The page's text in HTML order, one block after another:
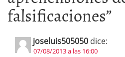
falsificaciones”
joseluis505050 dice:
07/08/2013 a las 16:00